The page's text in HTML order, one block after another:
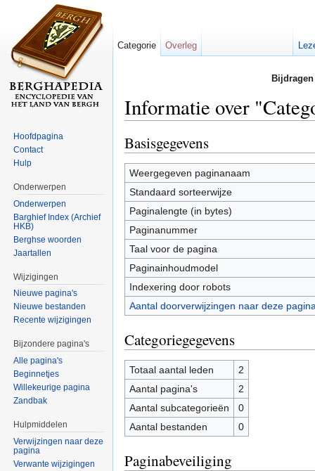
Informatie over
Basisgegevens
Weergegeven paginanaam
Standaard sorteerwijze
Paginalengte (in bytes)
Paginanummer
Taal voor de pagina
Paginainhoudmodel
Indexering door robots
Aantal doorverwijzingen naar deze
Categoriegegevens
Totaal aantal leden
2
Aantal pagina's
2
Aantal subcategorieën
0
Aantal bestanden
0
Paginabeveiliging
Categorie Overleg
Hoofdpagina
Contact
Hulp
Onderwerpen
Onderwerpen
Barghief Index (Archief
HKB)
Berghse woorden
Jaartallen
Wijzigingen
Nieuwe pagina's
Nieuwe bestanden
Recente wijzigingen
Bijzondere pagina's
Alle pagina's
Beginnetjes
Willekeurige pagina
Zandbak
Hulpmiddelen
Verwijzingen naar deze
pagina
Verwante wijzigingen